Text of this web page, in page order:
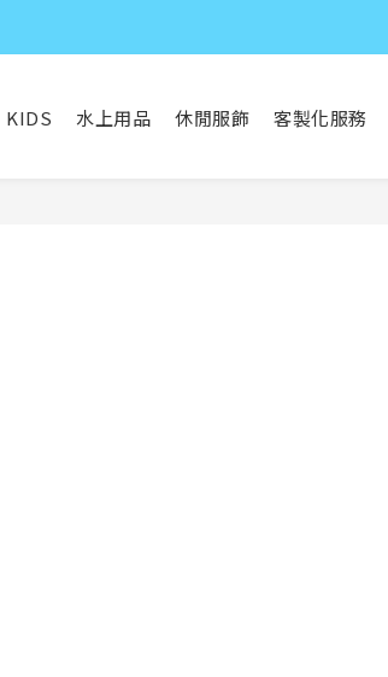
KIDS 水上用品 休閒服飾 客製化服務